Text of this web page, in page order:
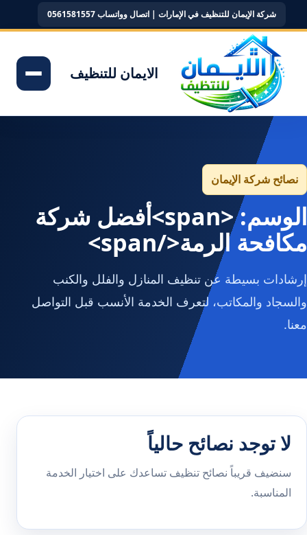
شركة الإيمان للتنظيف في الإمارات | اتصال وواتساب 0561581557
الايمان للتنظيف
نصائح شركة الإيمان
الوسم: <span>أفضل شركة
مكافحة الرمة</span>
إرشادات بسيطة عن تنظيف المنازل والفلل والكنب
والسجاد والمكاتب، لتعرف الخدمة الأنسب قبل التواصل
معنا.
لا توجد نصائح حالياً
سنضيف قريباً نصائح تنظيف تساعدك على اختيار الخدمة
المناسبة.